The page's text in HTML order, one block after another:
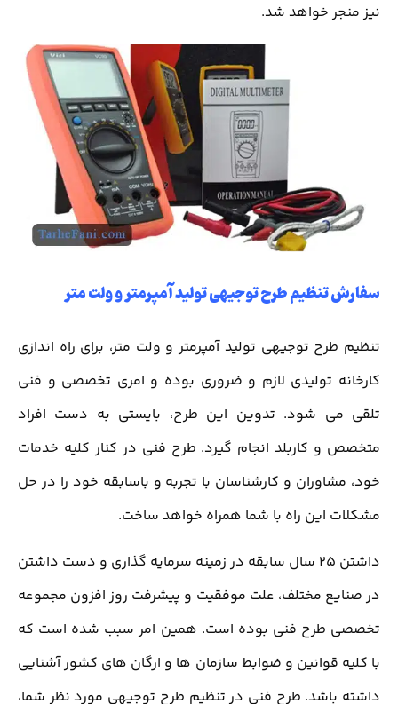
نیز منجر خواهد شد.
سفارش تنظیم طرح توجیهی تولید آمپرمتر و ولت متر
تنظیم طرح توجیهی تولید آمپرمتر و ولت متر، برای راه اندازی
کارخانه تولیدی لازم و ضروری بوده و امری تخصصی و فنی
تلقی می شود. تدوین این طرح، بایستی به دست افراد
متخصص و کاربلد انجام گیرد. طرح فنی در کنار کلیه خدمات
خود، مشاوران و کارشناسان با تجربه و باسابقه خود را در حل
مشکلات این راه با شما همراه خواهد ساخت.
داشتن 25 سال سابقه در زمینه سرمایه گذاری و دست داشتن
در صنایع مختلف، علت موفقیت و پیشرفت روز افزون مجموعه
تخصصی طرح فنی بوده است. همین امر سبب شده است که
با کلیه قوانین و ضوابط سازمان ها و ارگان های کشور آشنایی
داشته باشد. طرح فنی در تنظیم طرح توجیهی مورد نظر شما،